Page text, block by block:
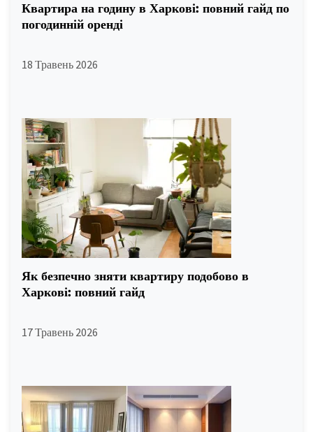
Квартира на годину в Харкові: повний гайд по
погодинній оренді
18 Травень 2026
Як безпечно зняти квартиру подобово в
Харкові: повний гайд
17 Травень 2026